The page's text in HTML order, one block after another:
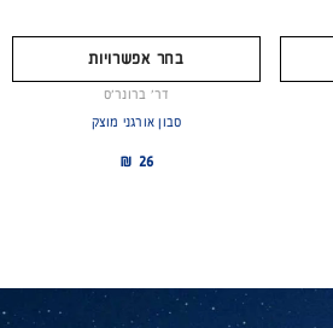
בחר אפשרויות
דר׳ ברונר׳ס
סבון אורגני מוצק
26 ₪